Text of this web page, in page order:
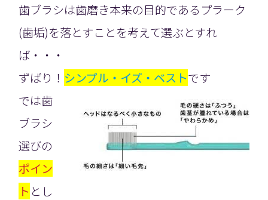
歯ブラシは歯磨き本来の目的であるプラーク
(歯垢)を落とすことを考えて選ぶとすれ
ば・・・
ずばり！ シンプル・イズ・ベストです
では歯
ブラシ
選びの
ポイン
ト とし